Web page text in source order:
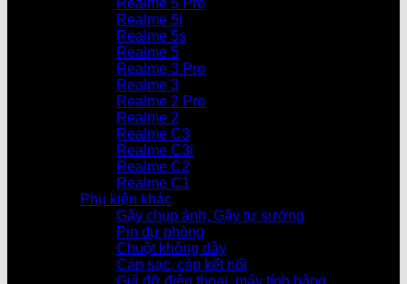
Realme 5 Pro
Realme 5i
Realme 5s
Realme 5
Realme 3 Pro
Realme 3
Realme 2 Pro
Realme 2
Realme C3
Realme C3i
Realme C2
Realme C1
Phụ kiện khác
Gậy chụp ảnh, Gậy tự sướng
Pin dự phòng
Chuột không dây
Cáp sạc, cáp kết nối
Giá đỡ điện thoại, máy tính bảng